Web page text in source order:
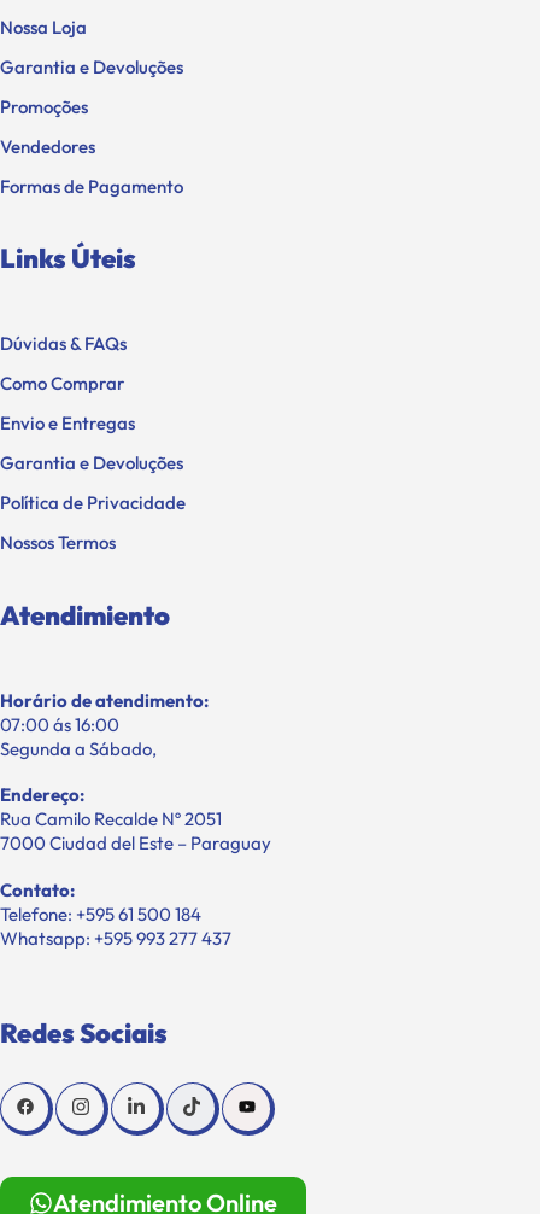
Nossa Loja
Garantia e Devoluções
Promoções
Vendedores
Formas de Pagamento
Links Úteis
Dúvidas & FAQs
Como Comprar
Envio e Entregas
Garantia e Devoluções
Política de Privacidade
Nossos Termos
Atendimiento
Horário de atendimento:
07:00 ás 16:00
Segunda a Sábado,
Endereço:
Rua Camilo Recalde Nº 2051
7000 Ciudad del Este – Paraguay
Contato:
Telefone: +595 61 500 184
Whatsapp: +595 993 277 437
Redes Sociais
Atendimiento Online